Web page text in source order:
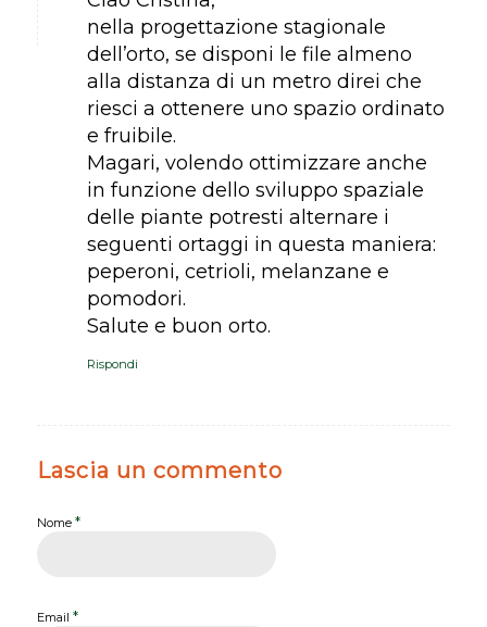
nella progettazione stagionale
dell’orto, se disponi le file almeno
alla distanza di un metro direi che
riesci a ottenere uno spazio ordinato
e fruibile.
Magari, volendo ottimizzare anche
in funzione dello sviluppo spaziale
delle piante potresti alternare i
seguenti ortaggi in questa maniera:
peperoni, cetrioli, melanzane e
pomodori.
Salute e buon orto.
Rispondi
Lascia un commento
Nome *
Email *